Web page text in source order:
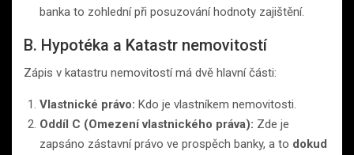
banka to zohlední při posuzování hodnoty zajištění.
B. Hypotéka a Katastr nemovitostí
Zápis v katastru nemovitostí má dvě hlavní části:
Vlastnické právo: Kdo je vlastníkem nemovitosti.
Oddíl C (Omezení vlastnického práva): Zde je
zapsáno zástavní právo ve prospěch banky, a to dokud